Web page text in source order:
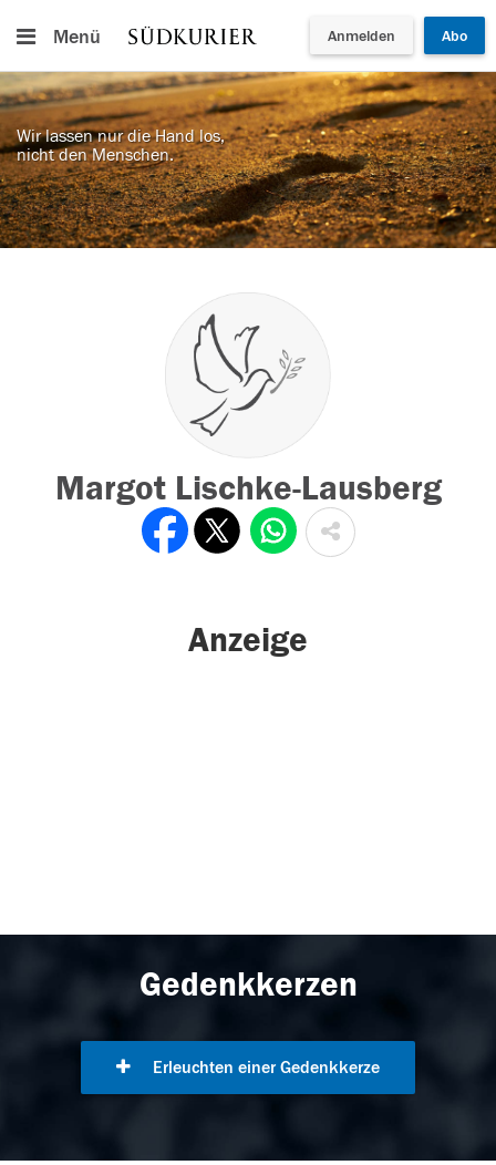
Menü Anmelden Abo
Wir lassen nur die Hand los,
nicht den Menschen.
Margot Lischke-Lausberg
Anzeige
Gedenkkerzen
Erleuchten einer Gedenkkerze